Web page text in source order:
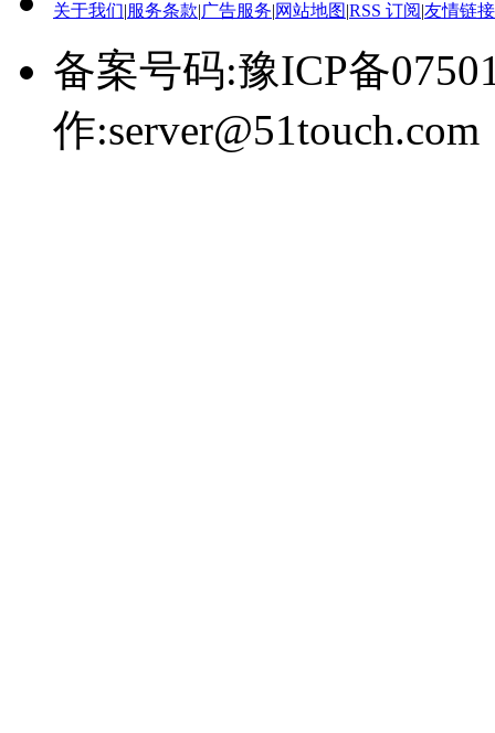
关于我们|服务条款|广告服务|网站地图|RSS 订阅|友情链接
备案号码:豫ICP备
作:server@51touch.com